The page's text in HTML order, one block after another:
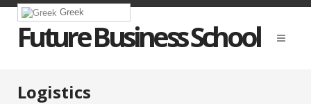
Greek
Future Business School
Logistics